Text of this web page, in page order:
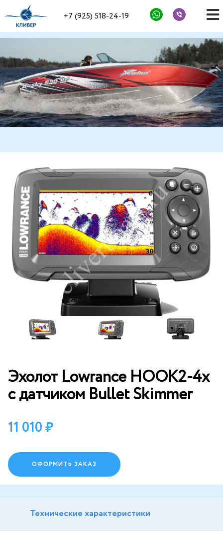
+7 (925) 518-24-19
Эхолот Lowrance HOOK2-4x
с датчиком Bullet Skimmer
11 010
ОФОРМИТЬ ЗАКАЗ
Технические характеристики